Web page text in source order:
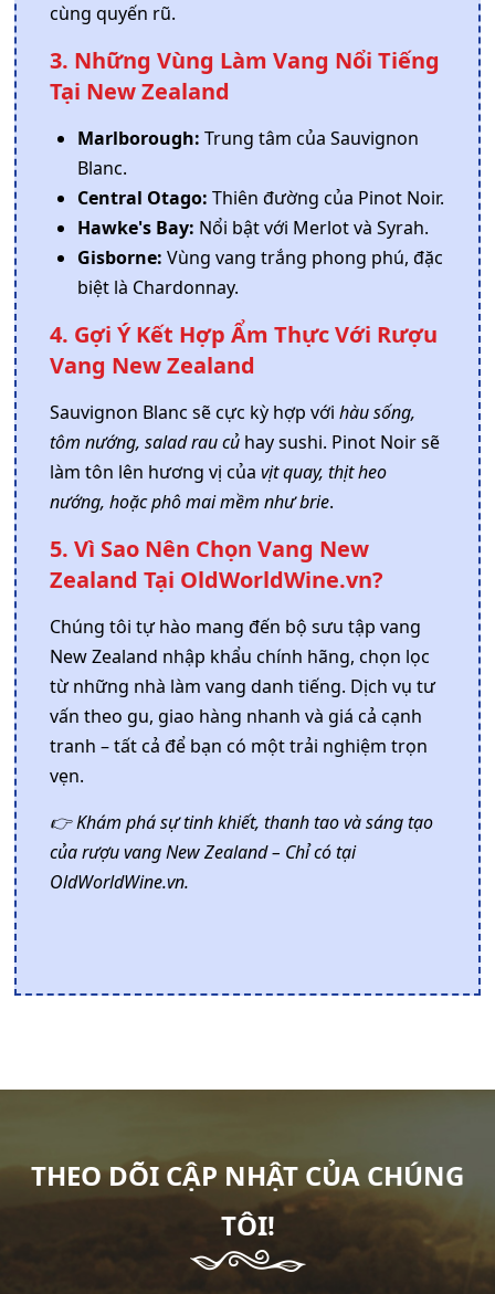
cùng quyến rũ.
3. Những Vùng Làm Vang Nổi Tiếng
Tại New Zealand
Marlborough: Trung tâm của Sauvignon
Blanc.
Central Otago: Thiên đường của Pinot Noir.
Hawke's Bay: Nổi bật với Merlot và Syrah.
Gisborne: Vùng vang trắng phong phú, đặc
biệt là Chardonnay.
4. Gợi Ý Kết Hợp Ẩm Thực Với Rượu
Vang New Zealand
Sauvignon Blanc sẽ cực kỳ hợp vớihàu sống,
tôm nướng, salad rau củ hay sushi. Pinot Noir sẽ
làm tôn lên hương vị củavịt quay, thịt heo
nướng, hoặc phô mai mềm như brie.
5. Vì Sao Nên Chọn Vang New
Zealand Tại OldWorldWine.vn?
Chúng tôi tự hào mang đến bộ sưu tập vang
New Zealand nhập khẩu chính hãng, chọn lọc
từ những nhà làm vang danh tiếng. Dịch vụ tư
vấn theo gu, giao hàng nhanh và giá cả cạnh
tranh – tất cả để bạn có một trải nghiệm trọn
vẹn.
👉 Khám phá sự tinh khiết, thanh tao và sáng tạo
của rượu vang New Zealand – Chỉ có tại
OldWorldWine.vn.
THEO DÕI CẬP NHẬT CỦA CHÚNG
TÔI!